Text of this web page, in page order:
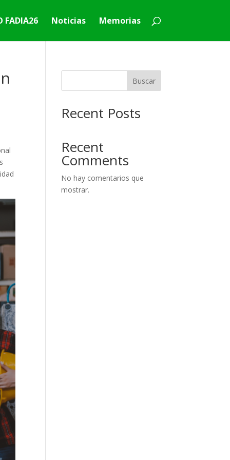
FADIA26 Noticias Memorias
Buscar
Recent Posts
Recent
Comments
No hay comentarios que
mostrar.